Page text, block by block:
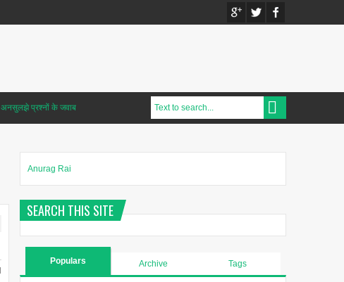
अनसुलझे प्रश्नों के जवाब
Anurag Rai
SEARCH THIS SITE
Populars Archive Tags